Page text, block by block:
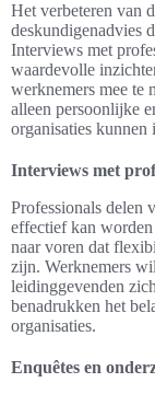
Het verbeteren van
deskundigenadvies
Interviews met
waardevolle
werknemers mee te
alleen persoonlijke
organisaties kunnen
Interviews met
Professionals delen
effectief kan
naar voren dat
zijn. Werknemers
leidinggevenden
benadrukken het
organisaties.
Enquêtes en